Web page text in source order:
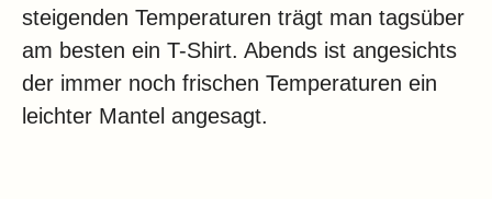
steigenden Temperaturen trägt man tagsüber
am besten ein T-Shirt. Abends ist angesichts
der immer noch frischen Temperaturen ein
leichter Mantel angesagt.